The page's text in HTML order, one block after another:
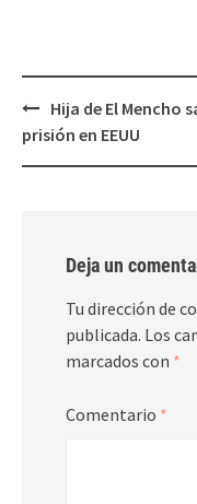
Post
navigation
Hija de El Mencho
prisión en EEUU
Deja un
Tu dirección de
publicada. Los
marcados con *
Comentario *